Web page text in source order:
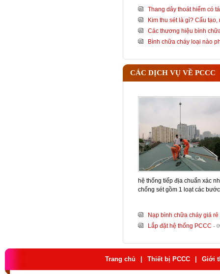
Thang dây thoát hiểm có
Kim thu sét là gì? Cấu
Các thương hiệu bình
Bình chữa cháy loại nào
CÁC DỊCH VỤ VỀ PCCC
hệ thống tiếp địa chuẩn xác
chống sét gồm 1 loạt các
Nạp bình chữa cháy giá rẻ
Lắp đặt hệ thống PCCC -
Trang chủ Thiết bị PCCC Giới